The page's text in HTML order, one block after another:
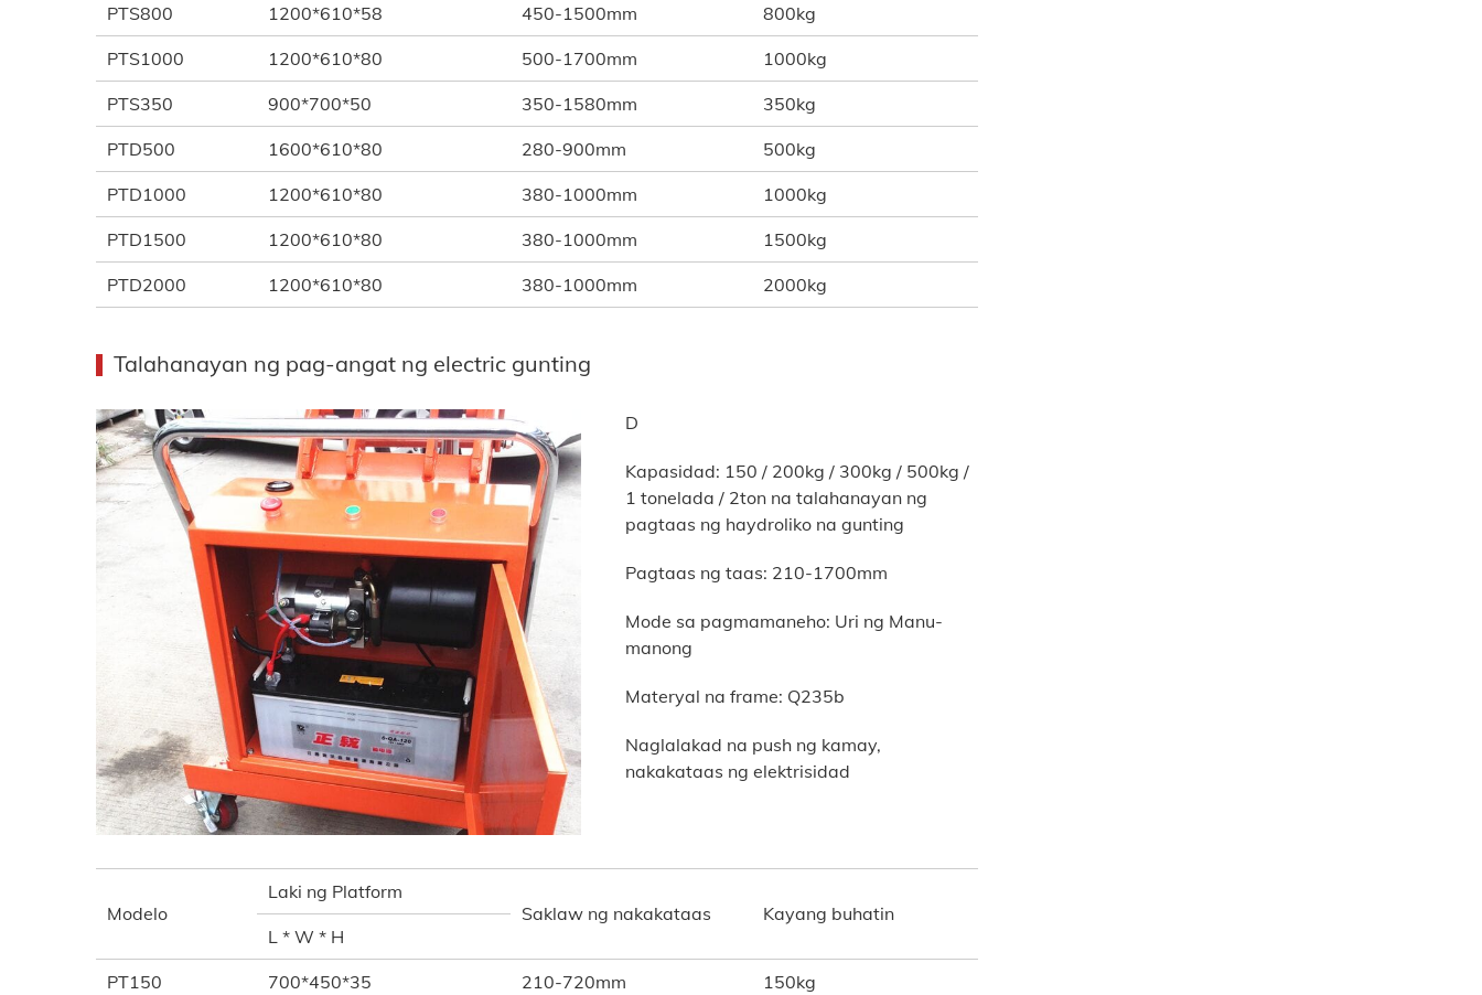
PTS800 1200*610*58 450-1500mm 800kg
PTS1000 1200*610*80 500-1700mm 1000kg
PTS350 900*700*50 350-1580mm 350kg
PTD500 1600*610*80 280-900mm 500kg
PTD1000 1200*610*80 380-1000mm 1000kg
PTD1500 1200*610*80 380-1000mm 1500kg
PTD2000 1200*610*80 380-1000mm 2000kg
Talahanayan ng pag-angat ng electric gunting
D
Kapasidad: 150 / 200kg / 300kg / 500kg /
1 tonelada / 2ton na talahanayan ng
pagtaas ng haydroliko na gunting
Pagtaas ng taas: 210-1700mm
Mode sa pagmamaneho: Uri ng Manu-
manong
Materyal na frame: Q235b
Naglalakad na push ng kamay,
nakakataas ng elektrisidad
Modelo
Laki ng Platform
Saklaw ng nakakataas
Kayang buhatin
L * W * H
PT150 700*450*35 210-720mm 150kg